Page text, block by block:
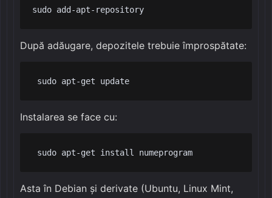
sudo add-apt-repository
După adăugare, depozitele trebuie împrospătate:
sudo apt-get update
Instalarea se face cu:
sudo apt-get install numeprogram
Asta în Debian și derivate (Ubuntu, Linux Mint,